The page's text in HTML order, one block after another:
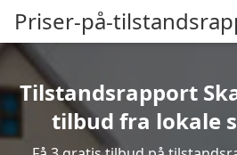
Priser-på-
Tilstandsrapport
tilbud fra lokale